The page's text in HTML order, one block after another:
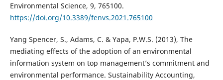
Environmental Science, 9, 765100.
https://doi.org/10.3389/fenvs.2021.765100
Yang Spencer, S., Adams, C. & Yapa, P.W.S. (2013), The
mediating effects of the adoption of an environmental
information system on top management’s commitment and
environmental performance. Sustainability Accounting,